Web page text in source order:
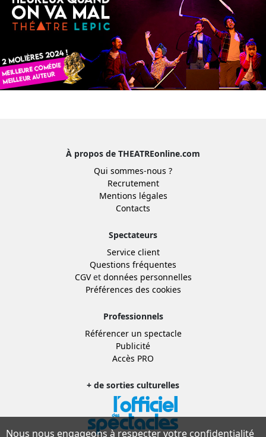
À propos de THEATREonline.com
Qui sommes-nous ?
Recrutement
Mentions légales
Contacts
Spectateurs
Service client
Questions fréquentes
CGVet données personnelles
Préférences des cookies
Professionnels
Référencer un spectacle
Publicité
Accès PRO
+ de sorties culturelles
Nous nous engageons à respecter votre confidentialité